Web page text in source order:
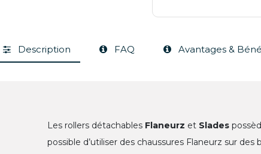
Description FAQ Avantages &
Les rollers détachables Flaneurz et Slades
possible d’utiliser des chaussures Flaneurz sur